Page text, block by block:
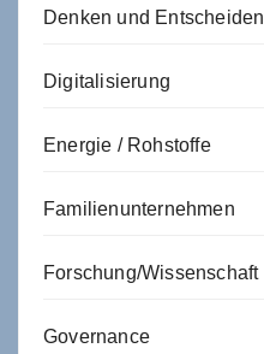
Denken und Entscheiden
Digitalisierung
Energie / Rohstoffe
Familienunternehmen
Forschung/Wissenschaft
Governance